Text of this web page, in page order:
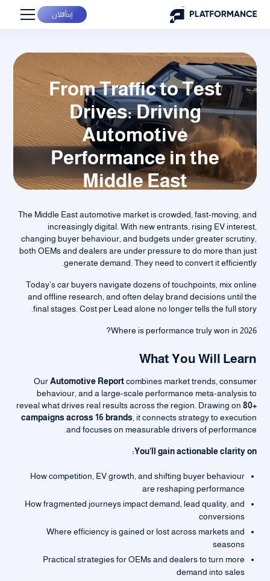
إبدأ اللآن
From Traffic to Test
Drives: Driving
Automotive
Performance in the
Middle East
The Middle East automotive market is crowded, fast-moving, and
increasingly digital. With new entrants, rising EV interest,
changing buyer behaviour, and budgets under greater scrutiny,
both OEMs and dealers are under pressure to do more than just
generate demand. They need to convert it efficiently.
Today’s car buyers navigate dozens of touchpoints, mix online
and offline research, and often delay brand decisions until the
final stages. Cost per Lead alone no longer tells the full story.
Where is performance truly won in 2026?
What You Will Learn
Our Automotive Reportcombines market trends, consumer
behaviour, and a large-scale performance meta-analysis to
reveal what drives real results across the region. Drawing on 80+
campaigns across 16 brands, it connects strategy to execution
and focuses on measurable drivers of performance.
You’ll gain actionable clarity on:
How competition, EV growth, and shifting buyer behaviour
are reshaping performance
How fragmented journeys impact demand, lead quality, and
conversions
Where efficiency is gained or lost across markets and
seasons
Practical strategies for OEMs and dealers to turn more
demand into sales